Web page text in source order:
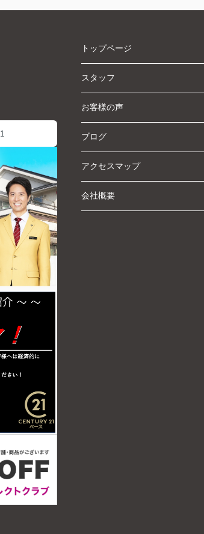
トップページ
スタッフ
お客様の声
ブログ
アクセスマップ
会社概要